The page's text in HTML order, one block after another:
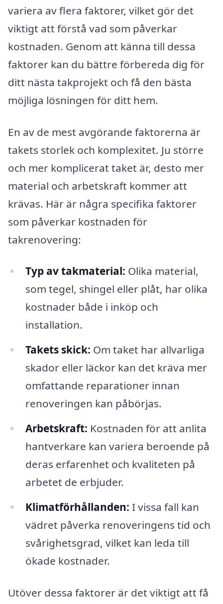
variera av flera faktorer, vilket gör det
viktigt att förstå vad som påverkar
kostnaden. Genom att känna till dessa
faktorer kan du bättre förbereda dig för
ditt nästa takprojekt och få den bästa
möjliga lösningen för ditt hem.
En av de mest avgörande faktorerna är
takets storlek och komplexitet. Ju större
och mer komplicerat taket är, desto mer
material och arbetskraft kommer att
krävas. Här är några specifika faktorer
som påverkar kostnaden för
takrenovering:
Typ av takmaterial: Olika material,
som tegel, shingel eller plåt, har olika
kostnader både i inköp och
installation.
Takets skick: Om taket har allvarliga
skador eller läckor kan det kräva mer
omfattande reparationer innan
renoveringen kan påbörjas.
Arbetskraft: Kostnaden för att anlita
hantverkare kan variera beroende på
deras erfarenhet och kvaliteten på
arbetet de erbjuder.
Klimatförhållanden: I vissa fall kan
vädret påverka renoveringens tid och
svårighetsgrad, vilket kan leda till
ökade kostnader.
Utöver dessa faktorer är det viktigt att få